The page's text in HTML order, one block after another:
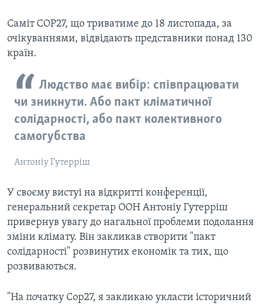
Саміт COP27, що триватиме до 18 листопада, за
очікуваннями, відвідають представники понад 130
країн.
Людство має вибір: співпрацювати
чи зникнути. Або пакт кліматичної
солідарності, або пакт колективного
самогубства
Антоніу Гутерріш
У своєму вистуі на відкритті конференції,
генеральний секретар ООН Антоніу Гутерріш
привернув увагу до нагальної проблеми подолання
зміни клімату. Він закликав створити "пакт
солідарності" розвинутих економік та тих, що
розвиваються.
"На початку Cop27, я закликаю укласти історичний